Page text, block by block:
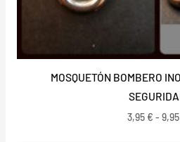
MOSQUETÓN BOMBERO
3,95 € - 9,95